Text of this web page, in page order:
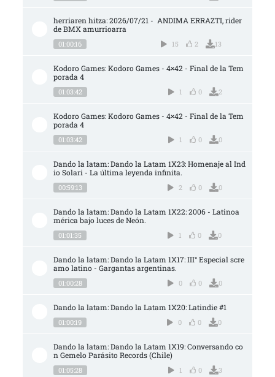
herriaren hitza: 2026/07/21 -  ANDIMA ERRAZTI, rider
de BMX amurrioarra
01:00:16 15 2 13
Kodoro Games: Kodoro Games - 4×42 - Final de la Tem
porada 4
01:03:42 1 0 2
Kodoro Games: Kodoro Games - 4×42 - Final de la Tem
porada 4
01:03:42 1 0 0
Dando la latam: Dando la Latam 1X23: Homenaje al Ind
io Solari - La última leyenda infinita.
00:59:13 2 0 0
Dando la latam: Dando la Latam 1X22: 2006 - Latinoa
mérica bajo luces de Neón.
01:01:35 1 0 0
Dando la latam: Dando la Latam 1X17: III° Especial scre
amo latino - Gargantas argentinas.
01:00:28 0 0 0
Dando la latam: Dando la Latam 1X20: Latindie #1
01:00:19 0 0 0
Dando la latam: Dando la Latam 1X19: Conversando co
n Gemelo Parásito Records (Chile)
01:05:28 1 0 3